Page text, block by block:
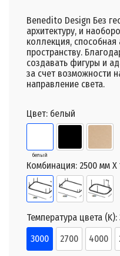
Benedito Design Без
архитектуру, и
коллекция,
пространству.
создавать фигуры и
за счет возможности
направление света.
Цвет: белый
белый
Комбинация: 2500 мм
Температура цвета (K):
3000
2700 4000